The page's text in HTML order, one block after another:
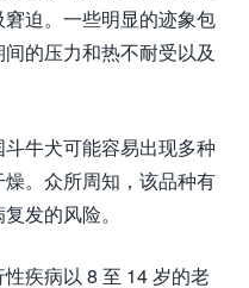
迫。一些明显的迹象包
的压力和热不耐受以及
牛犬可能容易出现多种
。众所周知，该品种有
发的风险。
疾病以 8 至 14 岁的老